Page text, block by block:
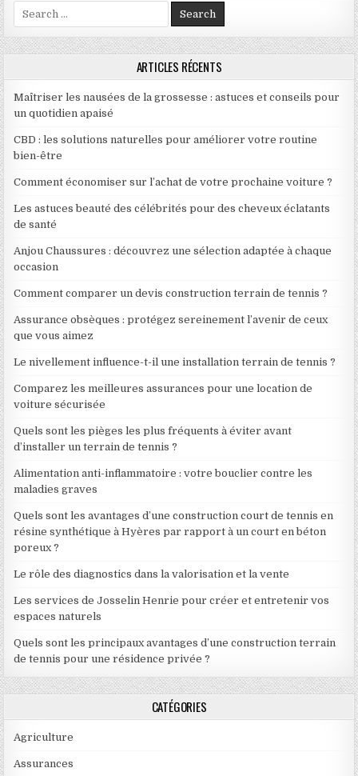
Search for:
ARTICLES RÉCENTS
Maîtriser les nausées de la grossesse : astuces et conseils pour
un quotidien apaisé
CBD : les solutions naturelles pour améliorer votre routine
bien-être
Comment économiser sur l’achat de votre prochaine voiture ?
Les astuces beauté des célébrités pour des cheveux éclatants
de santé
Anjou Chaussures : découvrez une sélection adaptée à chaque
occasion
Comment comparer un devis construction terrain de tennis ?
Assurance obsèques : protégez sereinement l’avenir de ceux
que vous aimez
Le nivellement influence-t-il une installation terrain de tennis ?
Comparez les meilleures assurances pour une location de
voiture sécurisée
Quels sont les pièges les plus fréquents à éviter avant
d’installer un terrain de tennis ?
Alimentation anti-inflammatoire : votre bouclier contre les
maladies graves
Quels sont les avantages d’une construction court de tennis en
résine synthétique à Hyères par rapport à un court en béton
poreux ?
Le rôle des diagnostics dans la valorisation et la vente
Les services de Josselin Henrie pour créer et entretenir vos
espaces naturels
Quels sont les principaux avantages d’une construction terrain
de tennis pour une résidence privée ?
CATÉGORIES
Agriculture
Assurances